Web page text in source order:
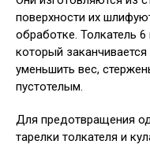
поверхности их
обработке. Толкатель
который
уменьшить вес,
пустотелым.
Для предотвращения
тарелки толкателя и